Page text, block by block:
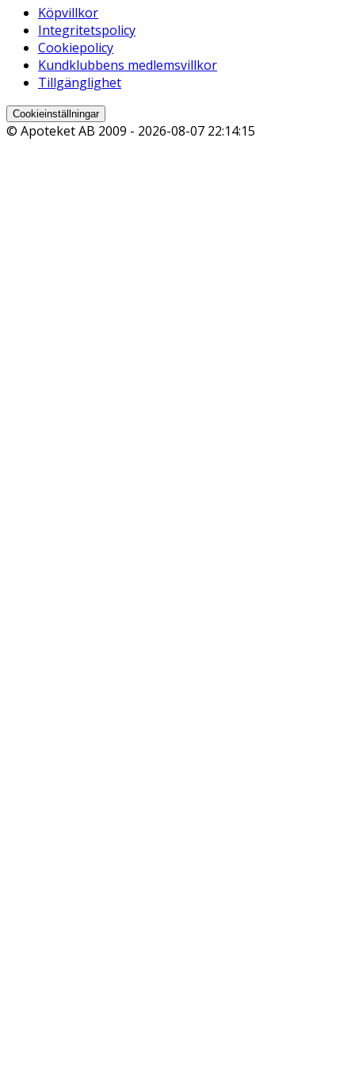
Köpvillkor
Integritetspolicy
Cookiepolicy
Kundklubbens medlemsvillkor
Tillgänglighet
Cookieinställningar
© Apoteket AB 2009 - 2026-08-07 22:14:15